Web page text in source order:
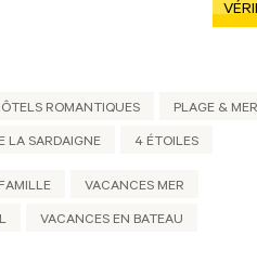
ROMANTIQUES PLAGE & MER
LA SARDAIGNE 4 ÉTOILES
VACANCES MER
VACANCES EN BATEAU